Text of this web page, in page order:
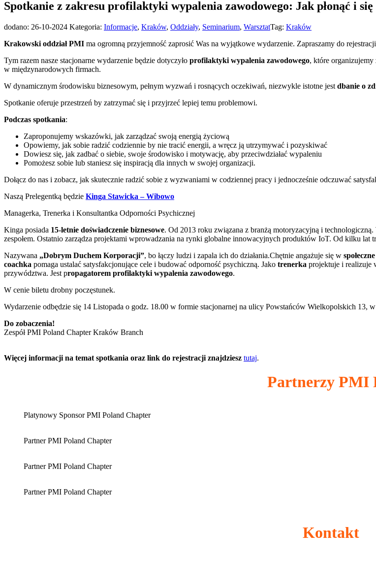
Spotkanie z zakresu profilaktyki wypalenia zawodowego: Jak płonąć i
dodano: 26-10-2024 Kategoria: Informacje, Kraków, Oddziały, Seminarium, WarsztatTag: Kraków
Krakowski oddział PMI ma ogromną przyjemność zaprosić Was na wyjątkowe wydarzenie. Zapraszamy do
​​​Tym razem nasze stacjonarne wydarzenie będzie dotyczyło profilaktyki wypalenia zawodowego, które
w międzynarodowych firmach.
W dynamicznym środowisku biznesowym, pełnym wyzwań i rosnących oczekiwań, niezwykle istotne jest dbanie o
Spotkanie oferuje przestrzeń by zatrzymać się i przyjrzeć lepiej temu problemowi.
Podczas spotkania:
Zaproponujemy wskazówki, jak zarządzać swoją energią życiową
Opowiemy, jak sobie radzić codziennie by nie tracić energii, a wręcz ją utrzymywać i pozyskiwać
Dowiesz się, jak zadbać o siebie, swoje środowisko i motywację, aby przeciwdziałać wypaleniu
Pomożesz sobie lub staniesz się inspiracją dla innych w swojej organizacji.
Dołącz do nas i zobacz, jak skutecznie radzić sobie z wyzwaniami w codziennej pracy i jednocześnie odczuwać
Naszą Prelegentką będzie Kinga Stawicka – Wibowo
Managerka, Trenerka i Konsultantka Odporności Psychicznej
Kinga posiada 15-letnie doświadczenie biznesowe. Od 2013 roku związana z branżą motoryzacyjną i
zespołem. Ostatnio zarządza projektami wprowadzania na rynki globalne innowacyjnych produktów IoT. Od kilku
Nazywana „Dobrym Duchem Korporacji”, bo łączy ludzi i zapala ich do działania.Chętnie angażuje się w
coachka pomaga ustalać satysfakcjonujące cele i budować odporność psychiczną. Jako trenerka projektuje i realizuje
przywództwa. Jest propagatorem profilaktyki wypalenia zawodowego.
W cenie biletu drobny poczęstunek.
Wydarzenie odbędzie się 14 Listopada o godz. 18.00 w formie stacjonarnej na ulicy Powstańców Wielkopolskich 13,
Do zobaczenia!
Zespół PMI Poland Chapter Kraków Branch
Więcej informacji na temat spotkania oraz link do rejestracji znajdziesz tutaj.
Partnerzy PMI
Platynowy Sponsor PMI Poland Chapter
Partner PMI Poland Chapter
Partner PMI Poland Chapter
Partner PMI Poland Chapter
Kontakt